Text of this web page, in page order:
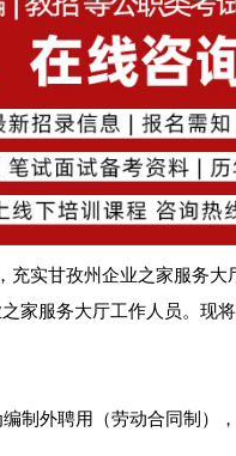
充实甘孜州企业之家服务
家服务大厅工作人员。现
制外聘用（劳动合同制）